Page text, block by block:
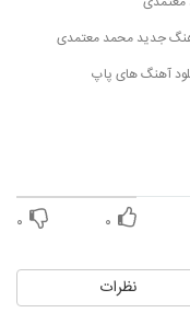
دیدی چی شد
حسین ای چرخ
جدید محمد معتمدی
آهنگ های پاپ
۰ ۰
نظرات